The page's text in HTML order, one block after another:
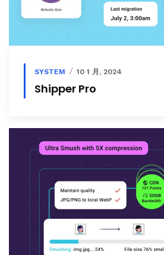
SYSTEM 10 1 月, 2024
Shipper Pro